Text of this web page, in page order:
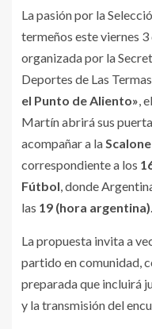
La pasión por la
termeños este viernes
organizada por la
Deportes de Las
el Punto de Aliento»,
Martín abrirá sus
acompañar a la
correspondiente a los
Fútbol, donde
las 19 (hora argentina).
La propuesta invita a
partido en comunidad,
preparada que incluirá
y la transmisión del